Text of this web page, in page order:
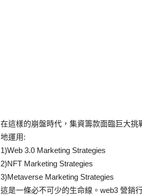
在這樣的崩盤時代，集資籌款面臨巨大
地運用:
1)Web 3.0 Marketing Strategies
2)NFT Marketing Strategies
3)Metaverse Marketing Strategies
這是一條必不可少的生命線。web3 營銷